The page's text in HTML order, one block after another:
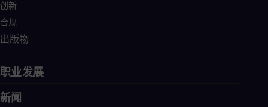
创新
合规
出版物
职业发展
新闻